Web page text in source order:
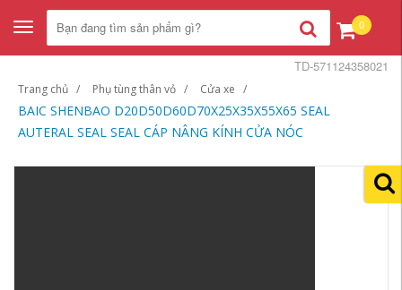
Toggle
navigation
0
Trang chủ Phụ tùng thân vỏ Cửa xe
BAIC SHENBAO D20D50D60D70X25X35X55X65 SEAL
AUTERAL SEAL SEAL CÁP NÂNG KÍNH CỬA NÓC
TD-571124358021